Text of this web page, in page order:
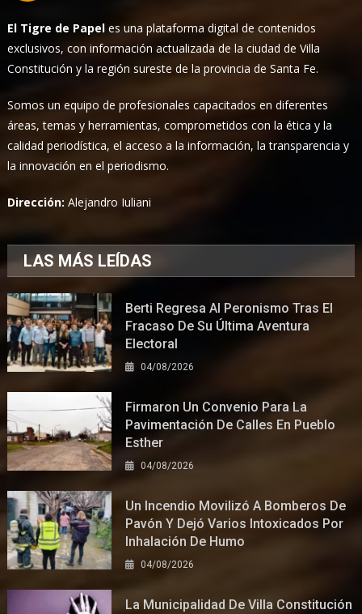
El Tigre de Papel es una plataforma digital de contenidos
exclusivos, con información actualizada de la ciudad de Villa
Constitución y la región sureste de la provincia de Santa Fe.
Somos un equipo de profesionales capacitados en diferentes
áreas, temas y herramientas, comprometidos con la ética y la
calidad periodística, el acceso a la información, la transparencia y
la innovación en el periodismo.
Dirección:Alejandro Iuliani
LAS MÁS LEÍDAS
Berti Regresa Al Peronismo Tras El
Fracaso De Su Última Aventura
Electoral
04/08/2026
Firmaron Un Convenio Para La
Pavimentación De Calles En Pueblo
Esther
04/08/2026
Un Incendio Movilizó A Bomberos De
Pavón Y Dejó Varios Intoxicados Por
Inhalación De Humo
04/08/2026
La Municipalidad De Villa Constitución